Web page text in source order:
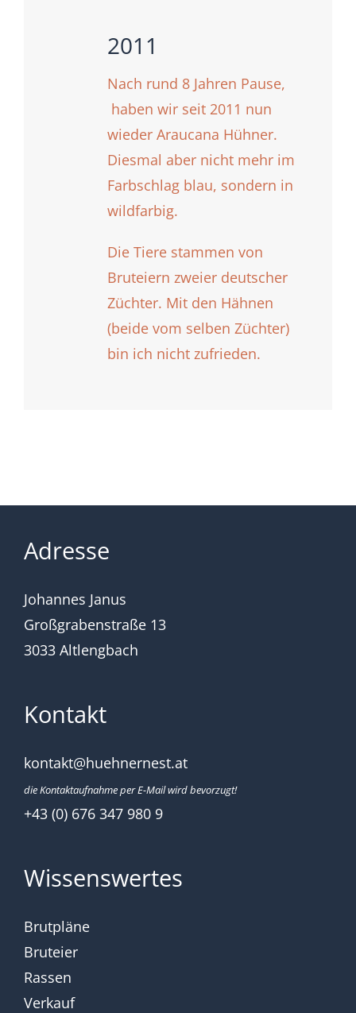
2011
Nach rund 8 Jahren Pause,
haben wir seit 2011 nun
wieder Araucana Hühner.
Diesmal aber nicht mehr im
Farbschlag blau, sondern in
wildfarbig.
Die Tiere stammen von
Bruteiern zweier deutscher
Züchter. Mit den Hähnen
(beide vom selben Züchter)
bin ich nicht zufrieden.
Adresse
Johannes Janus
Großgrabenstraße 13
3033 Altlengbach
Kontakt
kontakt@huehnernest.at
die Kontaktaufnahme per E-Mail wird bevorzugt!
+43 (0) 676 347 980 9
Wissenswertes
Brutpläne
Bruteier
Rassen
Verkauf